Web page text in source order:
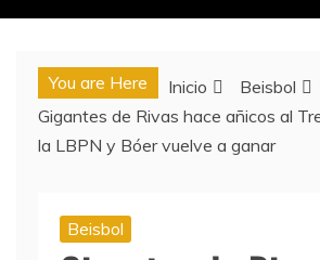
You are Here Inicio
Beisbol
Gigantes de Rivas hace añicos al
la LBPN y Bóer vuelve a ganar
Beisbol